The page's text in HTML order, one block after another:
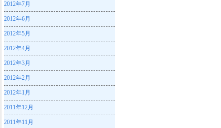
2012年7月
2012年6月
2012年5月
2012年4月
2012年3月
2012年2月
2012年1月
2011年12月
2011年11月